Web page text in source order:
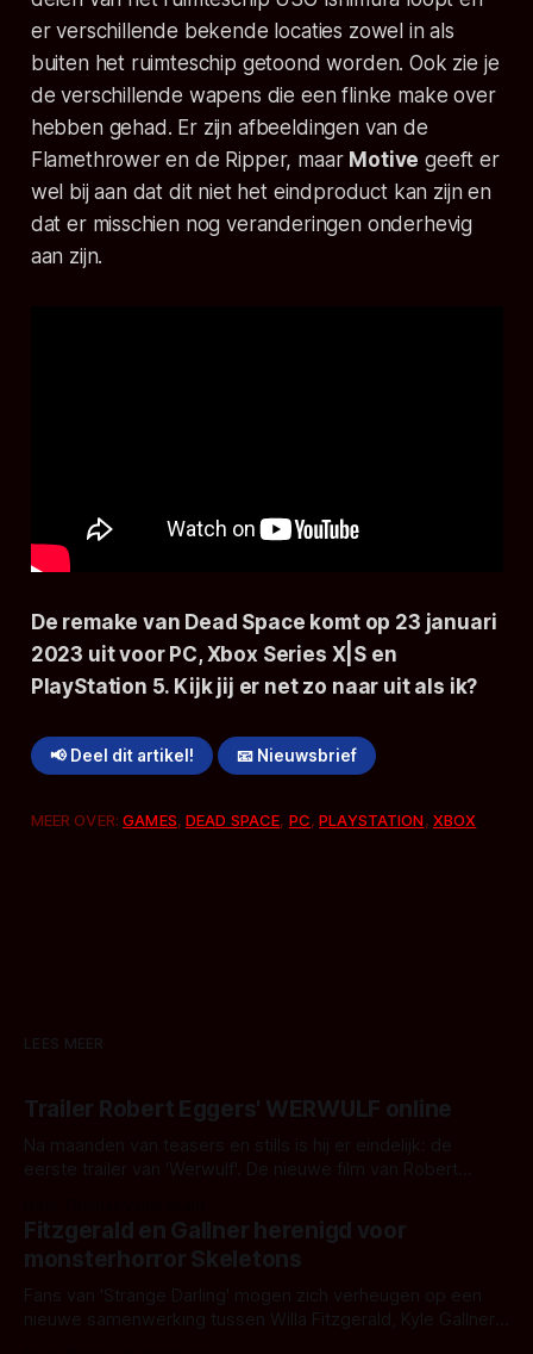
er verschillende bekende locaties zowel in als
buiten het ruimteschip getoond worden. Ook zie je
de verschillende wapens die een flinke make over
hebben gehad. Er zijn afbeeldingen van de
Flamethrower en de Ripper, maar Motive geeft er
wel bij aan dat dit niet het eindproduct kan zijn en
dat er misschien nog veranderingen onderhevig
aan zijn.
De remake van Dead Space komt op 23 januari
2023 uit voor PC, Xbox Series X|S en
PlayStation 5. Kijk jij er net zo naar uit als ik?
📢 Deel dit artikel! 📧 Nieuwsbrief
MEER OVER:GAMES,DEAD SPACE, PC,PLAYSTATION, XBOX
LEES MEER
Trailer Robert Eggers' WERWULF online
Na maanden van teasers en stills is hij er eindelijk: de
eerste trailer van 'Werwulf'. De nieuwe film van Robert
kille stijl vol folklore en mythe. Het topic deze keer is (kon
het het al raden?)... de weerwolf. Kijk je mee?
Fitzgerald en Gallner herenigd voor
monsterhorror Skeletons
Fans van 'Strange Darling' mogen zich verheugen op een
nieuwe samenwerking tussen Willa Fitzgerald, Kyle Gallner